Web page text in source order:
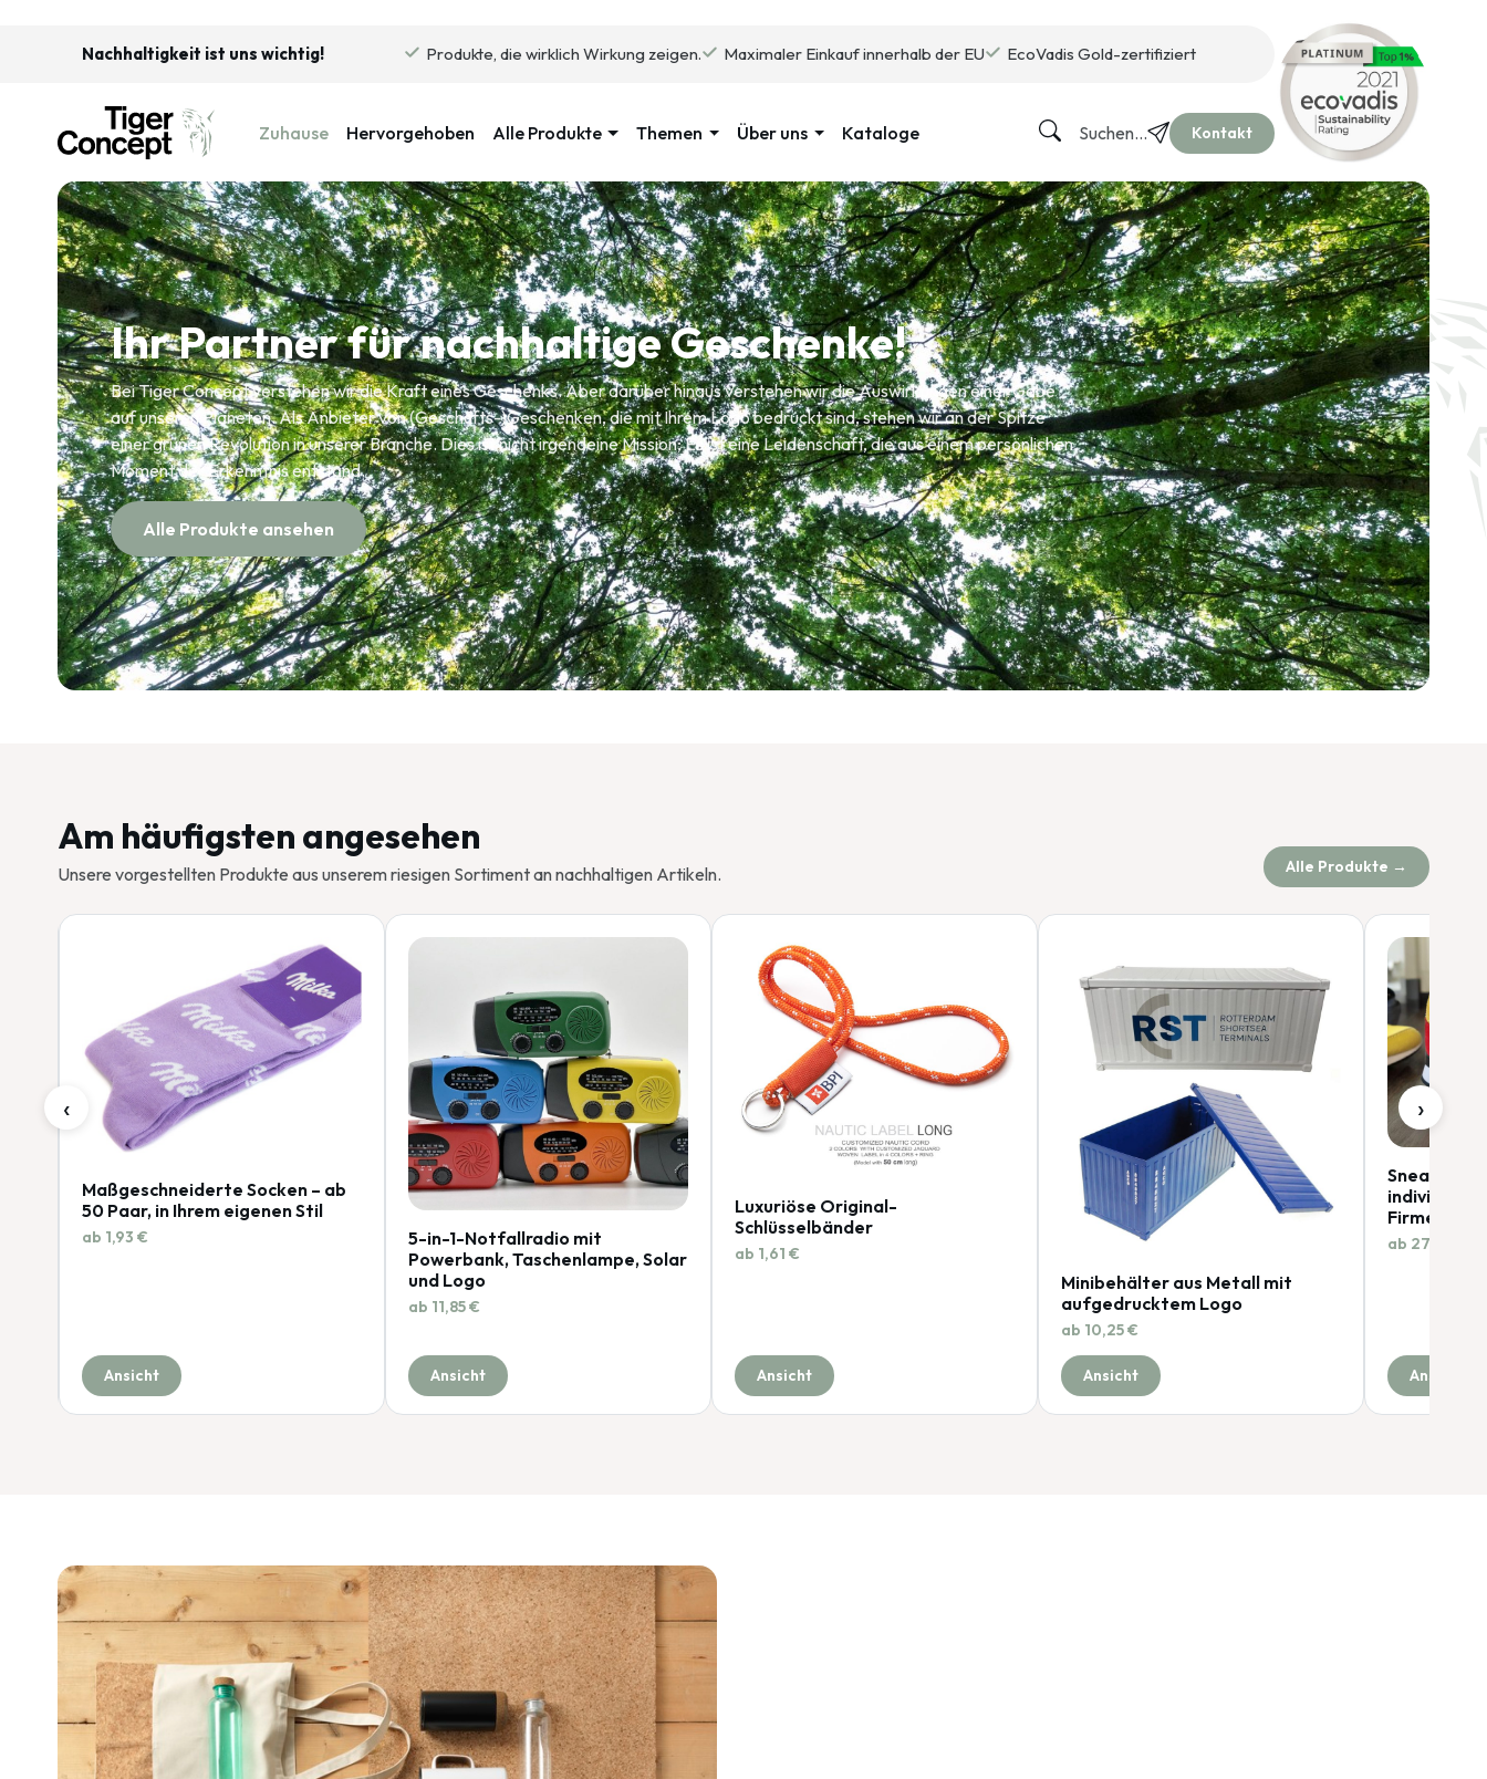
Nachhaltigkeit ist uns wichtig! Produkte, die wirklich Wirkung zeigen. Maximaler Einkauf innerhalb der EU EcoVadis Gold-zertifiziert
Zuhause Hervorgehoben Alle Produkte Themen Über uns Kataloge Suchen... Kontakt
Ihr Partner für nachhaltige Geschenke!
Bei Tiger Concept verstehen wir die Kraft eines Geschenks. Aber darüber hinaus verstehen wir die Auswirkungen einer Gabe
auf unseren Planeten. Als Anbieter von (Geschäfts-)Geschenken, die mit Ihrem Logo bedruckt sind, stehen wir an der Spitze
einer grünen Revolution in unserer Branche. Dies ist nicht irgendeine Mission; Es ist eine Leidenschaft, die aus einem persönlichen
Moment der Erkenntnis entstand.
Alle Produkte ansehen
Am häufigsten angesehen
Unsere vorgestellten Produkte aus unserem riesigen Sortiment an nachhaltigen Artikeln. Alle Produkte →
Maßgeschneiderte Socken – ab
50 Paar, in Ihrem eigenen Stil
ab 1,93 €
Ansicht
5-in-1-Notfallradio mit
Powerbank, Taschenlampe, Solar
und Logo
ab 11,85 €
Ansicht
Luxuriöse Original-
Schlüsselbänder
ab 1,61 €
Ansicht
Minibehälter aus Metall mit
aufgedrucktem Logo
ab 10,25 €
Ansicht
Sneaker
individuell
ab 27,94 €
Ansicht
‹ ›